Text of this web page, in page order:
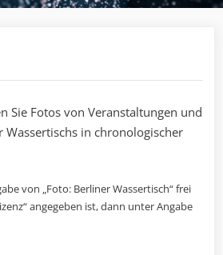
Sie Fotos von Veranstaltungen und
Wassertischs in chronologischer
von „Foto: Berliner Wassertisch“ frei
angegeben ist, dann unter Angabe